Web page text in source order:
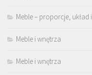
Meble – proporcje, układ
Meble i wnętrza
Meble i wnętrza